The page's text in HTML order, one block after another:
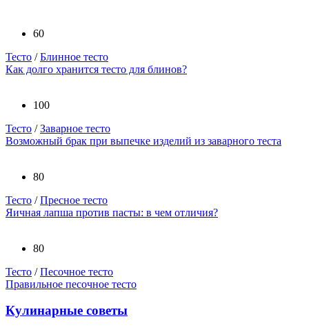
60
Тесто /Блинное тесто
Как долго хранится тесто для блинов?
100
Тесто /Заварное тесто
Возможный брак при выпечке изделий из заварного теста
80
Тесто /Пресное тесто
Яичная лапша против пасты: в чем отличия?
80
Тесто /Песочное тесто
Правильное песочное тесто
Кулинарные советы